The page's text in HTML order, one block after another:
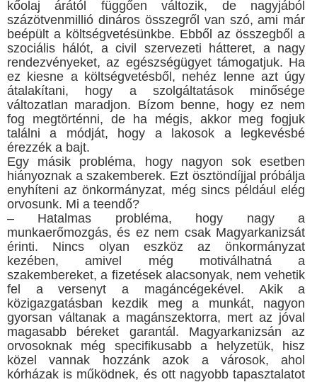
kőolaj árától függően változik, de nagyjából
százötvenmillió dináros összegről van szó, ami már
beépült a költségvetésünkbe. Ebből az összegből a
szociális hálót, a civil szervezeti hátteret, a nagy
rendezvényeket, az egészségügyet támogatjuk. Ha
ez kiesne a költségvetésből, nehéz lenne azt úgy
átalakítani, hogy a szolgáltatások minősége
változatlan maradjon. Bízom benne, hogy ez nem
fog megtörténni, de ha mégis, akkor meg fogjuk
találni a módját, hogy a lakosok a legkevésbé
érezzék a bajt.
Egy másik probléma, hogy nagyon sok esetben
hiányoznak a szakemberek. Ezt ösztöndíjjal próbálja
enyhíteni az önkormányzat, még sincs például elég
orvosunk. Mi a teendő?
– Hatalmas probléma, hogy nagy a
munkaerőmozgás, és ez nem csak Magyarkanizsát
érinti. Nincs olyan eszköz az önkormányzat
kezében, amivel még motiválhatná a
szakembereket, a fizetések alacsonyak, nem vehetik
fel a versenyt a magáncégekével. Akik a
közigazgatásban kezdik meg a munkát, nagyon
gyorsan váltanak a magánszektorra, mert az jóval
magasabb béreket garantál. Magyarkanizsán az
orvosoknak még specifikusabb a helyzetük, hisz
közel vannak hozzánk azok a városok, ahol
kórházak is működnek, és ott nagyobb tapasztalatot